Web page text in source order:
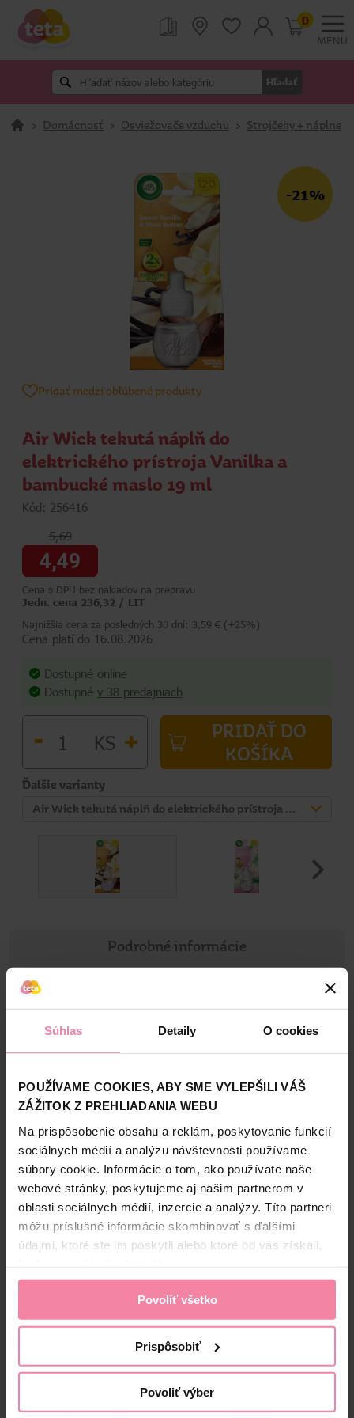
Súhlas Detaily O cookies
POUŽÍVAME COOKIES, ABY SME VYLEPŠILI VÁŠ
ZÁŽITOK Z PREHLIADANIA WEBU
Na prispôsobenie obsahu a reklám, poskytovanie funkcií
sociálnych médií a analýzu návštevnosti používame
súbory cookie. Informácie o tom, ako používate naše
webové stránky, poskytujeme aj našim partnerom v
oblasti sociálnych médií, inzercie a analýzy. Títo partneri
môžu príslušné informácie skombinovať s ďalšími
údajmi, ktoré ste im poskytli alebo ktoré od vás získali,
Povoliť všetko
Prispôsobiť
Povoliť výber
MENU
Hľadať
0
> Domácnosť > Osviežovače vzduchu > Strojčeky + náplne
-21%
Pridať medzi obľúbené produkty
Air Wick tekutá náplň do
elektrického prístroja Vanilka a
bambucké maslo 19 ml
Kód: 256416
5,69
4,49
Cena s DPH bez nákladov na prepravu
Jedn. cena 236,32 / LIT
Najnižšia cena za posledných 30 dní: 3,59 € (+25%)
Cena platí do 16.08.2026
Dostupné online
Dostupné v 38 predajniach
- KS +
PRIDAŤ DO
KOŠÍKA
Ďalšie varianty
Air Wick tekutá náplň do elektrického prístroja Vanilka a bambucké maslo 19 ml
Podrobné informácie
Vôňa je obohatená o dvojnásobné množstvo prírodných
esenciálnych olejov v porovnaní s predchádzajúcim
až 120 dní pri používaní 12 hodín denne na najnižšej úrovni
intenzity vône.
Zobraziť viac
Bezpečnosť a balenie
Zloženie
High-contrast mode
-21%